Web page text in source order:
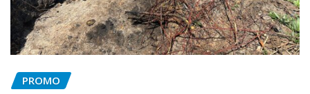
PROMO